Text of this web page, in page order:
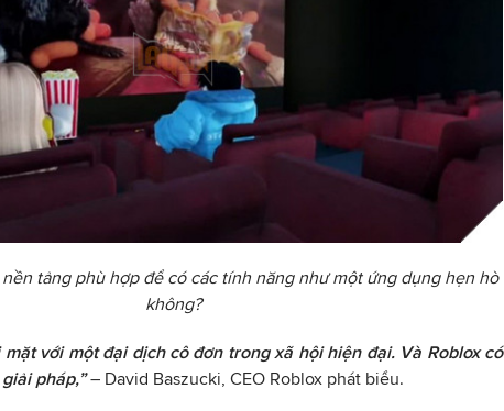
tảng phù hợp để có các tính năng như một ứng dụng hẹn hò
không?
mặt với một đại dịch cô đơn trong xã hội hiện đại. Và Roblox có
pháp,”– David Baszucki, CEO Roblox phát biểu.